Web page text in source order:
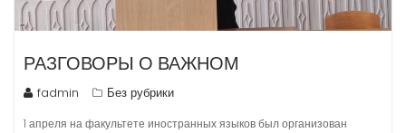
РАЗГОВОРЫ О ВАЖНОМ
fadmin Без рубрики
1 апреля на факультете иностранных языков был организован